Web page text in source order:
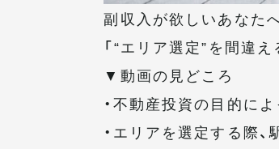
副収入が欲しいあなた
「“エリア選定”を間違え
▼動画の見どころ
・不動産投資の目的に
・エリアを選定する際